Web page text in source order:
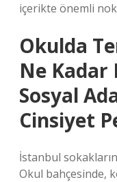
içerikte önemli
Okulda
Ne Kadar
Sosyal
Cinsiyet
İstanbul
Okul bahçesinde,